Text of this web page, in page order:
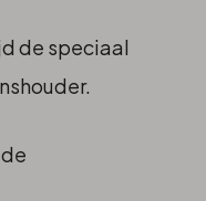
de speciaal